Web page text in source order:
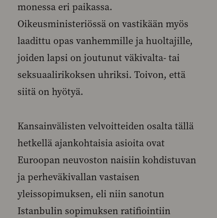
monessa eri paikassa.
Oikeusministeriössä on vastikään myös
laadittu opas vanhemmille ja huoltajille,
joiden lapsi on joutunut väkivalta- tai
seksuaalirikoksen uhriksi. Toivon, että
siitä on hyötyä.
Kansainvälisten velvoitteiden osalta tällä
hetkellä ajankohtaisia asioita ovat
Euroopan neuvoston naisiin kohdistuvan
ja perheväkivallan vastaisen
yleissopimuksen, eli niin sanotun
Istanbulin sopimuksen ratifiointiin